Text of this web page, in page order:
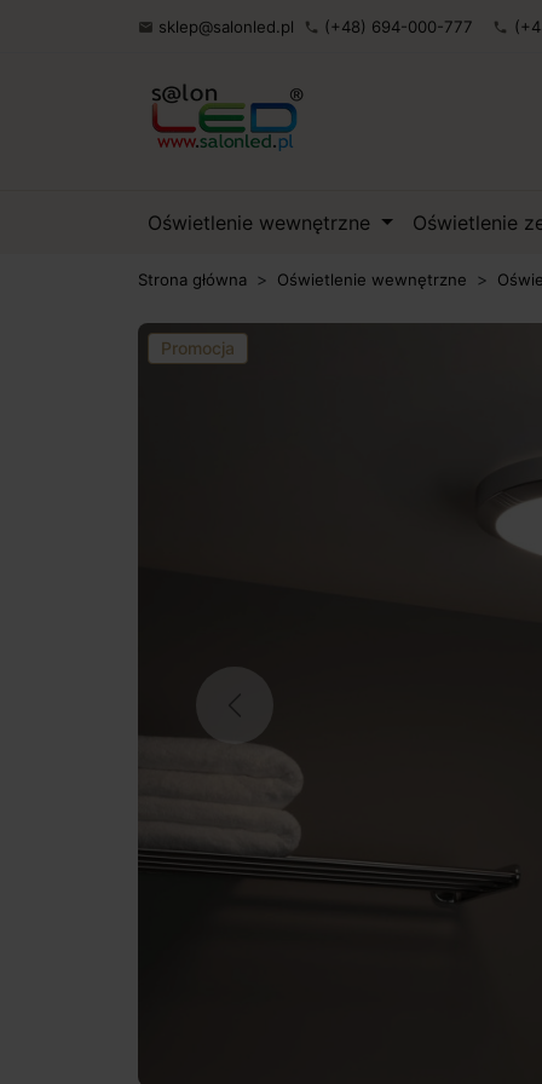
 sklep@salonled.pl phone (+48) 694-000-777 phone
Oświetlenie wewnętrzne Oświetlenie
Strona główna Oświetlenie wewnętrzne
Promocja